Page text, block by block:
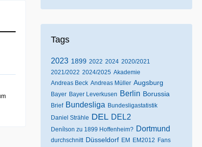
Tags
2023 1899 2022 2024 2020/2021
2021/2022 2024/2025 Akademie
Andreas Beck Andreas Müller Augsburg
Bayer Bayer Leverkusen Berlin Borussia
Brief Bundesliga Bundesligastatistik
Daniel Strähle DEL DEL2
Denílson zu 1899 Hoffenheim? Dortmund
durchschnitt Düsseldorf EM EM2012 Fans